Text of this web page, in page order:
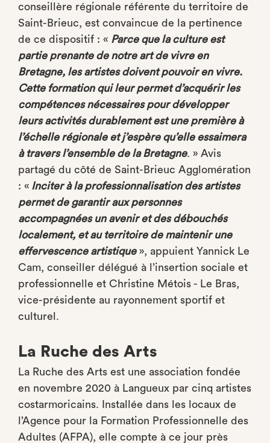
conseillère régionale référente du territoire de
Saint-Brieuc, est convaincue de la pertinence
de ce dispositif : « Parce que la culture est
partie prenante de notre art de vivre en
Bretagne, les artistes doivent pouvoir en vivre.
Cette formation qui leur permet d’acquérir les
compétences nécessaires pour développer
leurs activités durablement est une première à
l’échelle régionale et j’espère qu’elle essaimera
à travers l’ensemble de la Bretagne. » Avis
partagé du côté de Saint-Brieuc Agglomération
: « Inciter à la professionnalisation des artistes
permet de garantir aux personnes
accompagnées un avenir et des débouchés
localement, et au territoire de maintenir une
effervescence artistique», appuient Yannick Le
Cam, conseiller délégué à l’insertion sociale et
professionnelle et Christine Métois - Le Bras,
vice-présidente au rayonnement sportif et
culturel.
La Ruche des Arts
La Ruche des Arts est une association fondée
en novembre 2020 à Langueux par cinq artistes
costarmoricains. Installée dans les locaux de
l’Agence pour la Formation Professionnelle des
Adultes (AFPA), elle compte à ce jour près